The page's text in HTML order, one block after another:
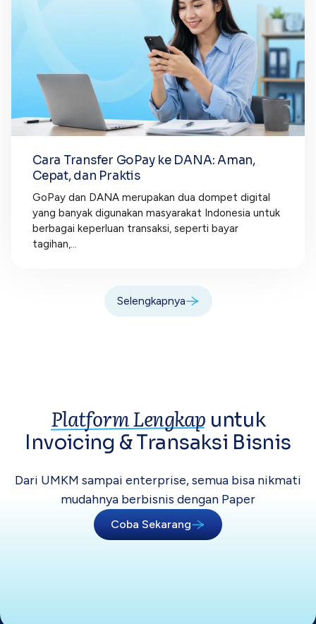
Cara Transfer GoPay ke DANA: Aman,
Cepat, dan Praktis
GoPay dan DANA merupakan dua dompet digital
yang banyak digunakan masyarakat Indonesia untuk
berbagai keperluan transaksi, seperti bayar
tagihan,...
Selengkapnya
Platform Lengkap untuk
Invoicing &Transaksi Bisnis
Dari UMKM sampai enterprise, semua bisa nikmati
mudahnya berbisnis dengan Paper
Coba Sekarang